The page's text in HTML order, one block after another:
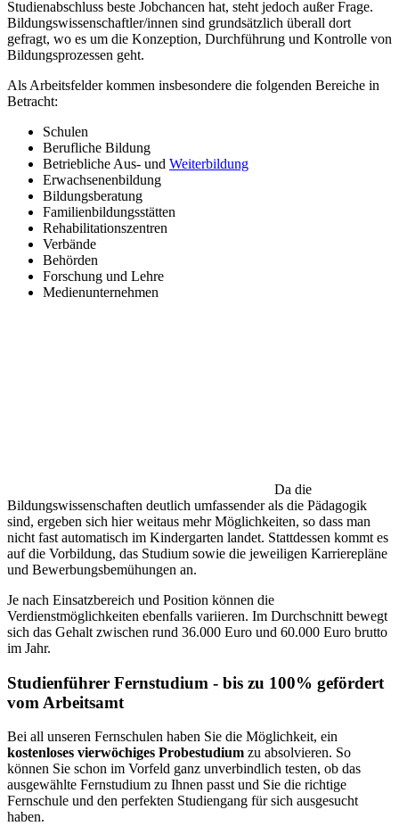
Studienabschluss beste Jobchancen hat, steht jedoch außer Frage.
Bildungswissenschaftler/innen sind grundsätzlich überall dort
gefragt, wo es um die Konzeption, Durchführung und Kontrolle von
Bildungsprozessen geht.
Als Arbeitsfelder kommen insbesondere die folgenden Bereiche in
Betracht:
Schulen
Berufliche Bildung
Betriebliche Aus- und Weiterbildung
Erwachsenenbildung
Bildungsberatung
Familienbildungsstätten
Rehabilitationszentren
Verbände
Behörden
Forschung und Lehre
Medienunternehmen
Da die
Bildungswissenschaften deutlich umfassender als die Pädagogik
sind, ergeben sich hier weitaus mehr Möglichkeiten, so dass man
nicht fast automatisch im Kindergarten landet. Stattdessen kommt es
auf die Vorbildung, das Studium sowie die jeweiligen Karrierepläne
und Bewerbungsbemühungen an.
Je nach Einsatzbereich und Position können die
Verdienstmöglichkeiten ebenfalls variieren. Im Durchschnitt bewegt
sich das Gehalt zwischen rund 36.000 Euro und 60.000 Euro brutto
im Jahr.
Studienführer Fernstudium - bis zu 100% gefördert
vom Arbeitsamt
Bei all unseren Fernschulen haben Sie die Möglichkeit, ein
kostenloses vierwöchiges Probestudium zu absolvieren. So
können Sie schon im Vorfeld ganz unverbindlich testen, ob das
ausgewählte Fernstudium zu Ihnen passt und Sie die richtige
Fernschule und den perfekten Studiengang für sich ausgesucht
haben.